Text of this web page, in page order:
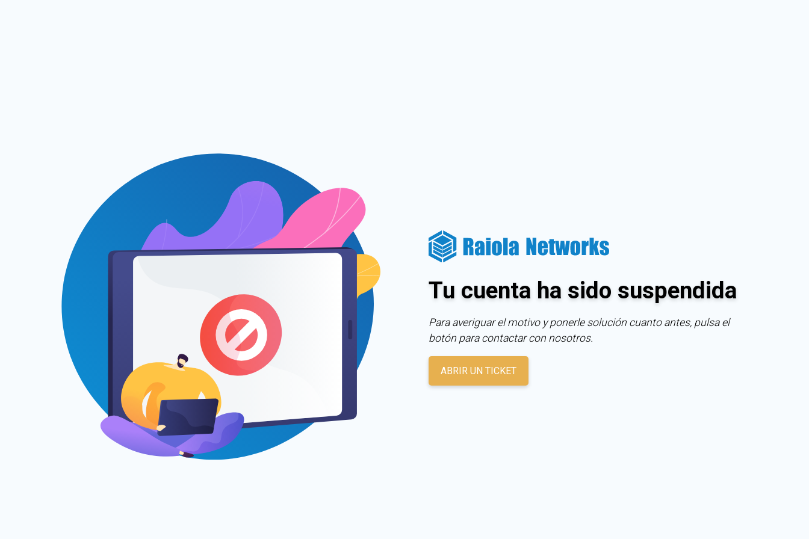
Tu cuenta ha sido suspendida
Para averiguar el motivo y ponerle solución cuanto antes, pulsa el
botón para contactar con nosotros.
ABRIR UN TICKET